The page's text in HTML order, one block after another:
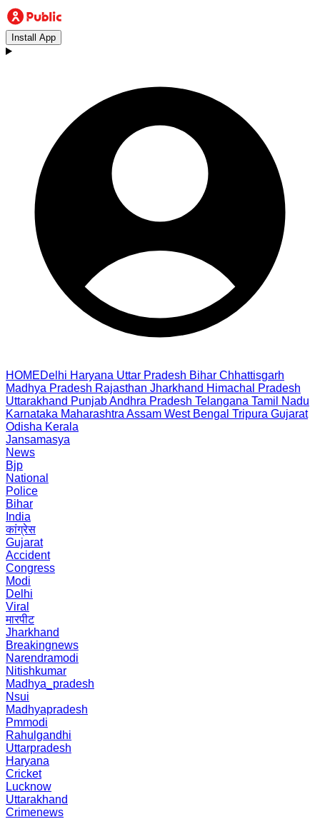
Install App
HOMEDelhi Haryana Uttar Pradesh Bihar Chhattisgarh
Madhya Pradesh Rajasthan Jharkhand Himachal Pradesh
Uttarakhand PunjabAndhra Pradesh Telangana Tamil Nadu
Karnataka Maharashtra Assam West Bengal Tripura Gujarat
Odisha Kerala
Jansamasya
News
Bjp
National
Police
Bihar
India
कांग्रेस
Gujarat
Accident
Congress
Modi
Delhi
Viral
मारपीट
Jharkhand
Breakingnews
Narendramodi
Nitishkumar
Madhya_pradesh
Nsui
Madhyapradesh
Pmmodi
Rahulgandhi
Uttarpradesh
Haryana
Cricket
Lucknow
Uttarakhand
Crimenews